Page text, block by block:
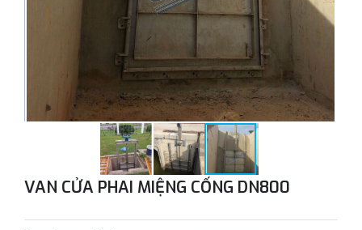
VAN CỬA PHAI MIỆNG CỐNG DN800